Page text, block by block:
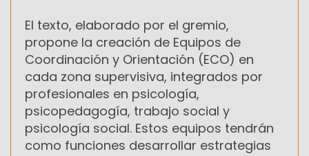
El texto, elaborado por el gremio,
propone la creación de Equipos de
Coordinación y Orientación (ECO) en
cada zona supervisiva, integrados por
profesionales en psicología,
psicopedagogía, trabajo social y
psicología social. Estos equipos tendrán
como funciones desarrollar estrategias